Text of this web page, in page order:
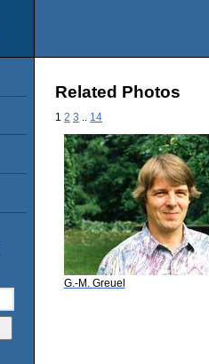
Related Photos
1 2 3 14
G.-M. Greuel